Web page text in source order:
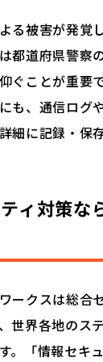
る被害が発覚
都道府県警察
ぐことが重要
も、通信ログ
細に記録・保
ィ対策な
ークスは総合
世界各地のス
。「情報セキ